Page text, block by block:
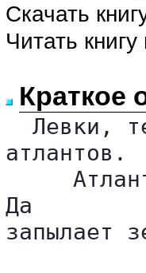
Скачать
Читать
Краткое
Левки,
атлантов.
Да
запылает